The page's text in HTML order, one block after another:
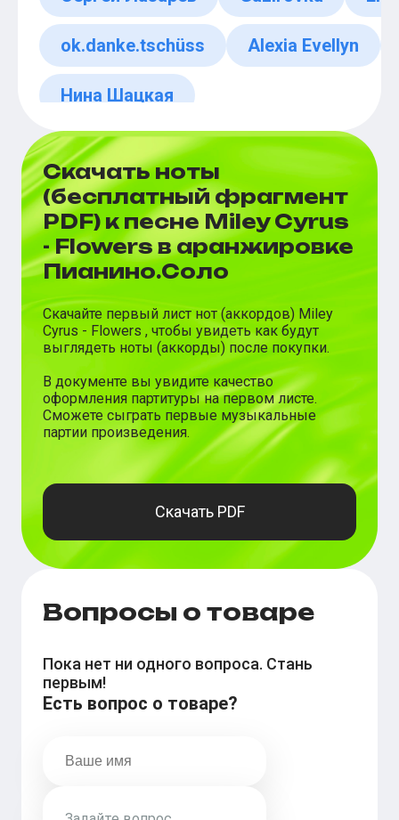
ok.danke.tschüss Alexia Evellyn
Нина Шацкая
Скачать ноты
(бесплатный фрагмент
PDF) к песне Miley Cyrus
- Flowers в аранжировке
Пианино.Соло
Скачайте первый лист нот (аккордов) Miley
Cyrus - Flowers , чтобы увидеть как будут
выглядеть ноты (аккорды) после покупки.
В документе вы увидите качество
оформления партитуры на первом листе.
Сможете сыграть первые музыкальные
партии произведения.
Скачать PDF
Вопросы о товаре
Пока нет ни одного вопроса. Стань
первым!
Есть вопрос о товаре?